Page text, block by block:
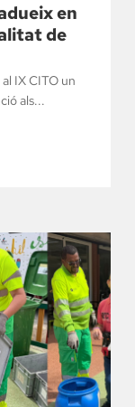
en
de
IX CITO un
als...